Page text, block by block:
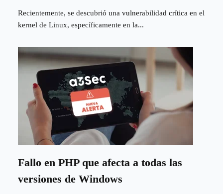
Recientemente, se descubrió una vulnerabilidad crítica en el
kernel de Linux, específicamente en la...
Fallo en PHP que afecta a todas las
versiones de Windows